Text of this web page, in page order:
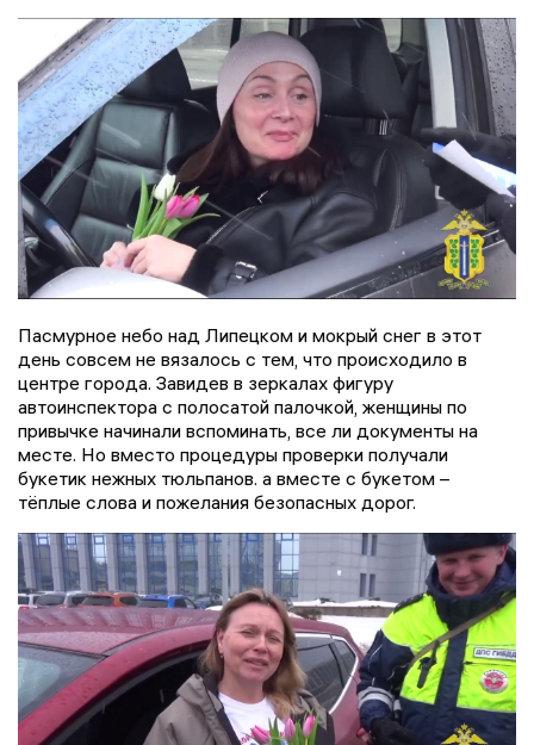
Пасмурное небо над Липецком и мокрый снег в этот
день совсем не вязалось с тем, что происходило в
центре города. Завидев в зеркалах фигуру
автоинспектора с полосатой палочкой, женщины по
привычке начинали вспоминать, все ли документы на
месте. Но вместо процедуры проверки получали
букетик нежных тюльпанов. а вместе с букетом –
тёплые слова и пожелания безопасных дорог.